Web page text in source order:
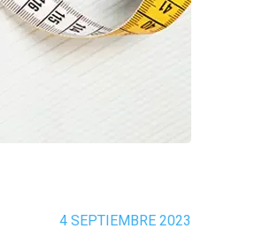
4 SEPTIEMBRE 2023